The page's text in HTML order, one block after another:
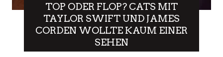
TOP ODER FLOP? CATS MIT
TAYLOR SWIFT UND JAMES
CORDEN WOLLTE KAUM EINER
SEHEN